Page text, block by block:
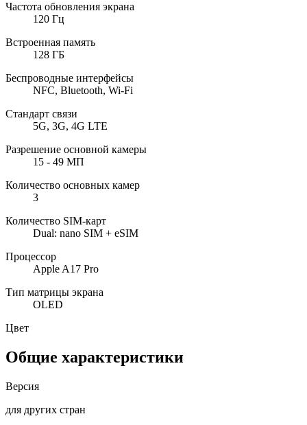
Частота обновления экрана
120 Гц
Встроенная память
128 ГБ
Беспроводные интерфейсы
NFC, Bluetooth, Wi-Fi
Стандарт связи
5G, 3G, 4G LTE
Разрешение основной камеры
15 - 49 МП
Количество основных камер
3
Количество SIM-карт
Dual: nano SIM + eSIM
Процессор
Apple A17 Pro
Тип матрицы экрана
OLED
Цвет
Общие характеристики
Версия
для других стран